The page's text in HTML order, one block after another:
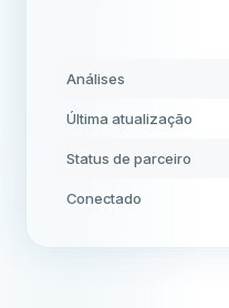
Análises
Última atualização
Status de parceiro
Conectado